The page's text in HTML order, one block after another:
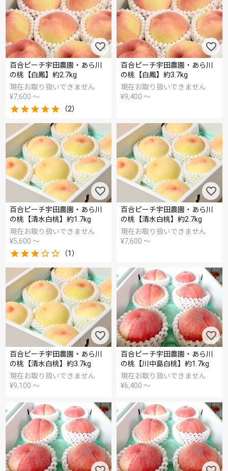
百合ピーチ宇田農園・あら川
の桃【白鳳】約2.7kg
現在お取り扱いできません
¥7,600 〜
（2）
百合ピーチ宇田農園・あら川
の桃【白鳳】約3.7kg
現在お取り扱いできません
¥9,400 〜
百合ピーチ宇田農園・あら川
の桃【清水白桃】約1.7kg
現在お取り扱いできません
¥5,600 〜
（1）
百合ピーチ宇田農園・あら川
の桃【清水白桃】約2.7kg
現在お取り扱いできません
¥7,600 〜
百合ピーチ宇田農園・あら川
の桃【清水白桃】約3.7kg
現在お取り扱いできません
¥9,100 〜
百合ピーチ宇田農園・あら川
の桃【川中島白桃】約1.7kg
現在お取り扱いできません
¥6,400 〜